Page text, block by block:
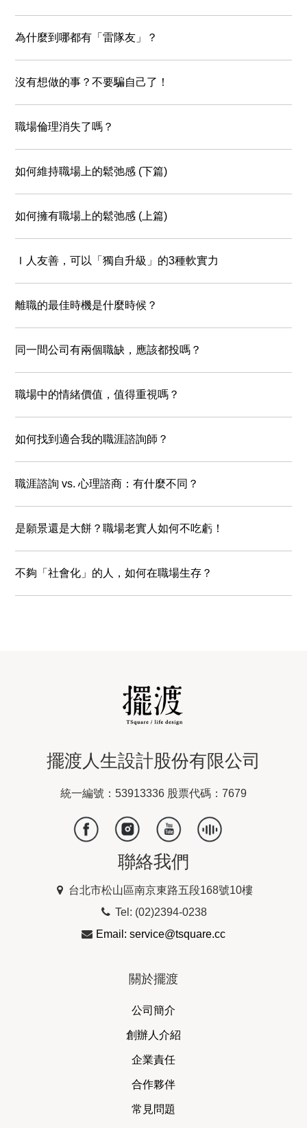
為什麼到哪都有「雷隊友」？
沒有想做的事？不要騙自己了！
職場倫理消失了嗎？
如何維持職場上的鬆弛感 (下篇)
如何擁有職場上的鬆弛感 (上篇)
Ｉ人友善，可以「獨自升級」的3種軟實力
離職的最佳時機是什麼時候？
同一間公司有兩個職缺，應該都投嗎？
職場中的情緒價值，值得重視嗎？
如何找到適合我的職涯諮詢師？
職涯諮詢 vs. 心理諮商：有什麼不同？
是願景還是⼤餅？職場老實人如何不吃虧！
不夠「社會化」的人，如何在職場生存？
擺渡人生設計股份有限公司
統一編號：53913336 股票代碼：7679
聯絡我們
台北市松山區南京東路五段168號10樓
Tel: (02)2394-0238
Email: service@tsquare.cc
關於擺渡
公司簡介
創辦人介紹
企業責任
合作夥伴
常見問題